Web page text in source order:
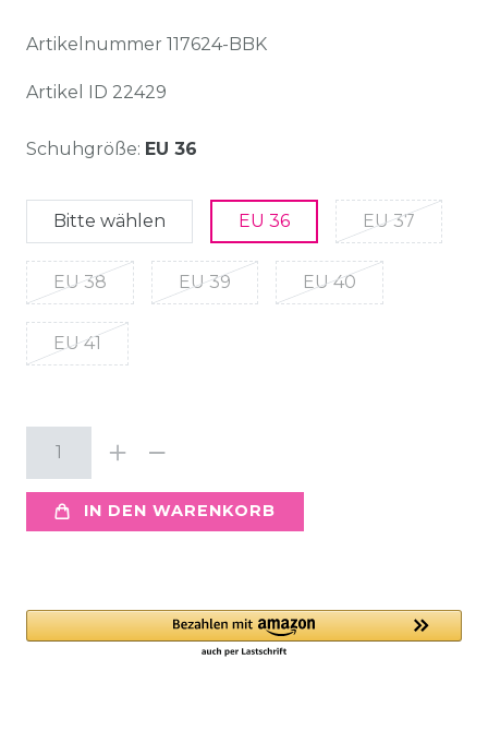
Artikelnummer 117624-BBK
Artikel ID 22429
Schuhgröße: EU 36
Bitte wählen EU 36 EU 37
EU 38 EU 39 EU 40
EU 41
IN DEN WARENKORB